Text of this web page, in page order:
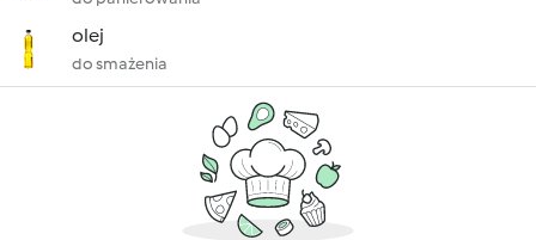
olej
do smażenia